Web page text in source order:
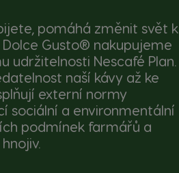
pomáhá změnit svět k
Dolce Gusto® nakupujeme
udržitelnosti Nescafé Plan.
naší kávy až ke
externí normy
sociální a environmentální
podmínek farmářů a